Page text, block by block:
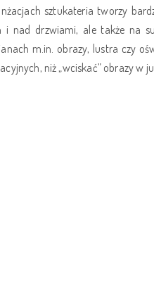
sztukateria tworzy
nad drzwiami, ale także na
m.in. obrazy, lustra czy
niż „wciskać” obrazy w